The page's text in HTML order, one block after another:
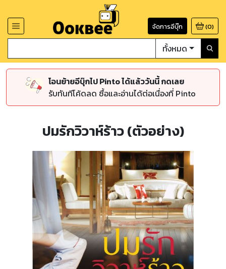
จัดการอีบุ๊ก (0)
ทั้งหมด
โอนย้ายอีบุ๊กไป Pinto ได้แล้ววันนี้ กดเลย
รับทันทีโค้ดลด ซื้อและอ่านได้ต่อเนื่องที่ Pinto
ปมรักวิวาห์ร้าว (ตัวอย่าง)